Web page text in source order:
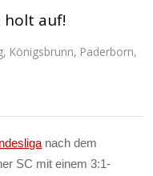
holt auf!
, Königsbrunn, Paderborn,
nach dem
SC mit einem 3:1-